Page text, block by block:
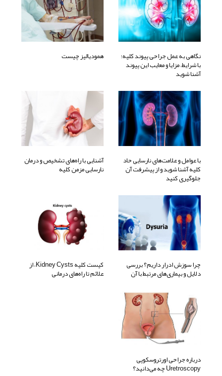
نگاهی به عمل جراحی پیوند کلیه؛
با شرایط، مزایا و معایب این پیوند
آشنا شوید
همودیالیز چیست
با عوامل و علامت‌های نارسایی حاد
کلیه آشنا شوید و از پیشرفت آن
جلوگیری کنید
آشنایی با راه‌های تشخیص و درمان
نارسایی مزمن کلیه
چرا سوزش ادرار داریم؟ بررسی
دلایل و بیماری‌های مرتبط با آن
کیست کلیه Kidney Cysts، از
علائم تا راه‌های درمانی
درباره جراحی اورتروسکوپی
Uretroscopy چه می‌دانید؟